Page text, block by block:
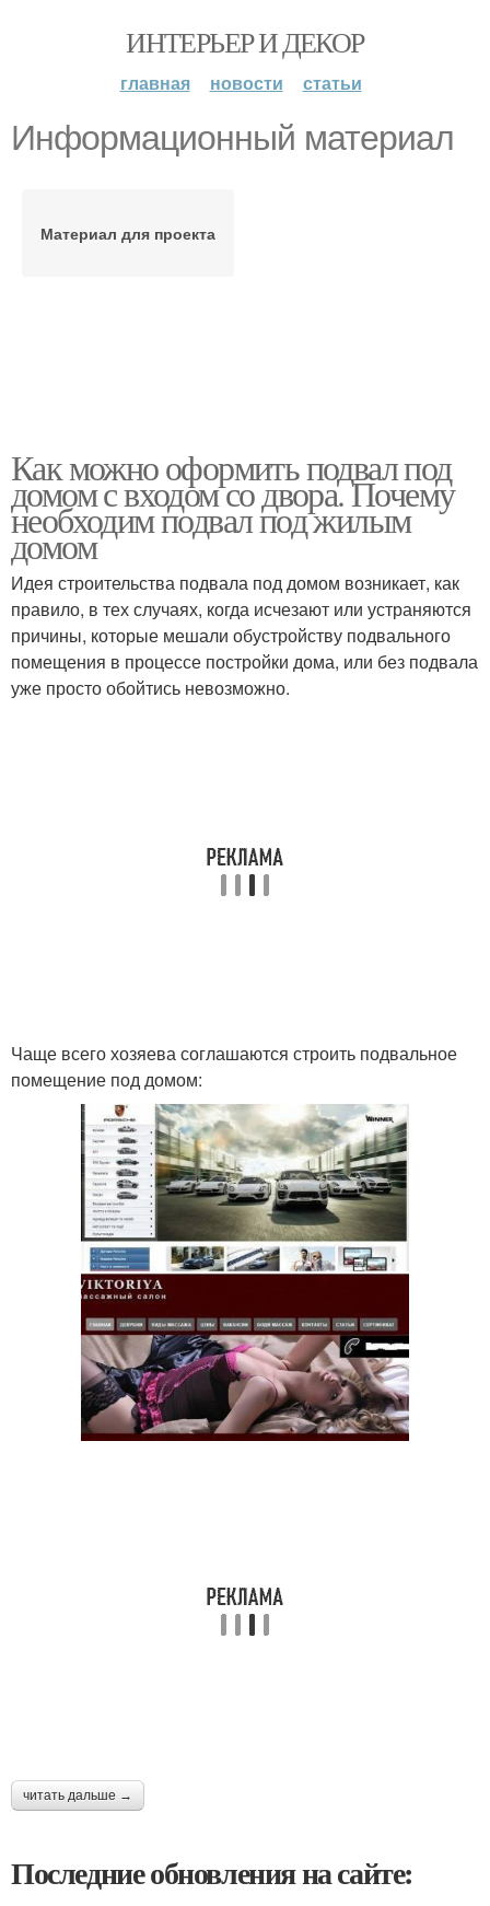
ИНТЕРЬЕР И ДЕКОР
главная новости статьи
Информационный материал
Материал для проекта
Как можно оформить подвал под
домом с входом со двора. Почему
необходим подвал под жилым
домом
Идея строительства подвала под домом возникает, как
правило, в тех случаях, когда исчезают или устраняются
причины, которые мешали обустройству подвального
помещения в процессе постройки дома, или без подвала
уже просто обойтись невозможно.
Чаще всего хозяева соглашаются строить подвальное
помещение под домом:
читать дальше →
Последние обновления на сайте: